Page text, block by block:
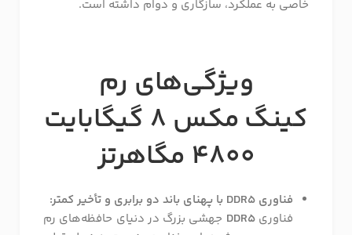
خاصی به عملکرد، سازگاری و دوام داشته است.
ویژگی‌های رم
کینگمکس 8 گیگابایت
4800 مگاهرتز
فناوری DDR5 با پهنای باند دو برابری و تأخیر کمتر:
فناوریDDR5 جهشی بزرگ در دنیای حافظه‌های رم